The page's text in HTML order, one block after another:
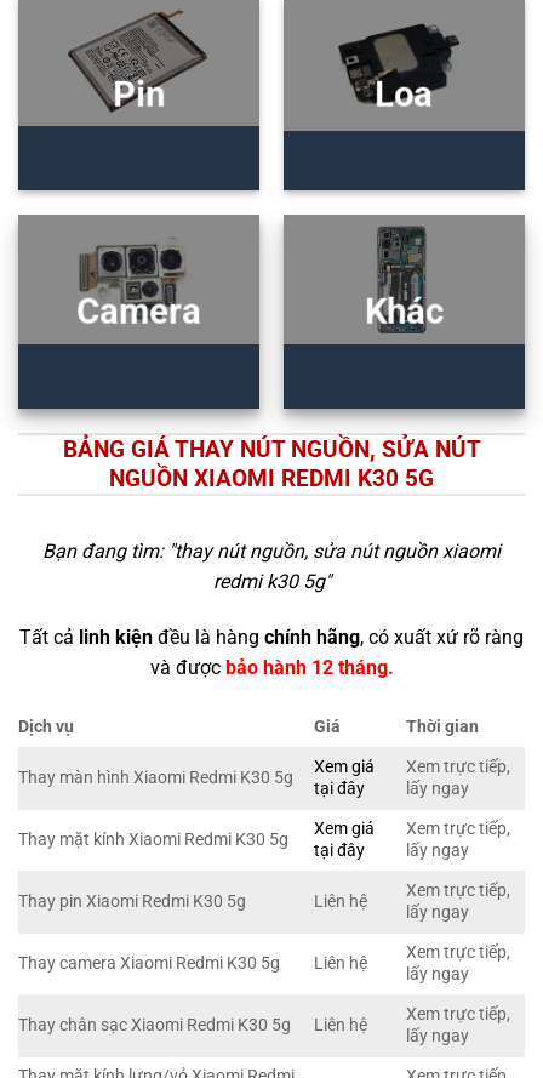
Pin Loa
Camera Khác
BẢNG GIÁ THAY NÚT NGUỒN, SỬA NÚT
NGUỒN XIAOMI REDMI K30 5G
Bạn đang tìm: "thay nút nguồn, sửa nút nguồn xiaomi
redmi k30 5g"
Tất cả linh kiện đều là hàng chính hãng, có xuất xứ rõ ràng
và được bảo hành 12 tháng.
Dịch vụ Giá Thời gian
Thay màn hình Xiaomi Redmi K30 5g
Xem giá
tại đây
Xem trực tiếp,
lấy ngay
Thay mặt kính Xiaomi Redmi K30 5g
Xem giá
tại đây
Xem trực tiếp,
lấy ngay
Thay pin Xiaomi Redmi K30 5g Liên hệ
Xem trực tiếp,
lấy ngay
Thay camera Xiaomi Redmi K30 5g Liên hệ
Xem trực tiếp,
lấy ngay
Thay chân sạc Xiaomi Redmi K30 5g Liên hệ
Xem trực tiếp,
lấy ngay